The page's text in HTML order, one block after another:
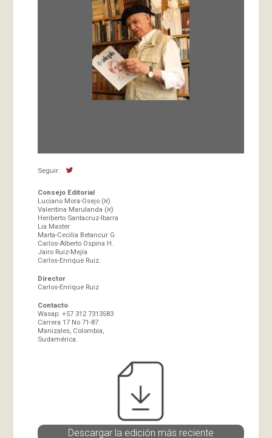
Seguir:
Consejo Editorial
Luciano Mora-Osejo (א)
Valentina Marulanda (א)
Heriberto Santacruz-Ibarra
Lia Master
Marta-Cecilia Betancur G.
Carlos-Alberto Ospina H.
Jairo Ruiz-Mejía
Carlos-Enrique Ruiz.
Director
Carlos-Enrique Ruiz
Contacto
Wasap: +57 312 7313583
Carrera 17 No 71-87
Manizales, Colombia,
Sudamérica.
Descargar la edición más reciente